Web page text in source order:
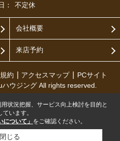
：
不定休
会社概要
来店予約
約 アクセスマップ
PCサイト
ウジング All rights reserved.
状況把握、サービス向上検討を目的と
います。
について」 をご確認ください。
閉じる